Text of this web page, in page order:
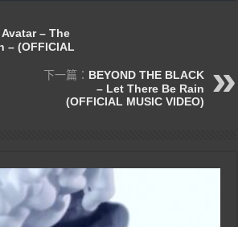
Avatar – The
– (OFFICIAL
下一篇： BEYOND THE BLACK
– Let There Be Rain
(OFFICIAL MUSIC VIDEO)